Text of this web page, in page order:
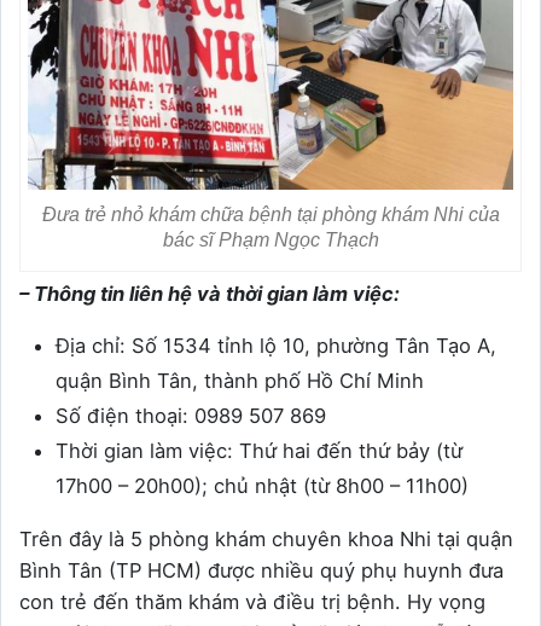
Đưa trẻ nhỏ khám chữa bệnh tại phòng khám Nhi của
bác sĩ Phạm Ngọc Thạch
– Thông tin liên hệ và thời gian làm việc:
Địa chỉ: Số 1534 tỉnh lộ 10, phường Tân Tạo A,
quận Bình Tân, thành phố Hồ Chí Minh
Số điện thoại: 0989 507 869
Thời gian làm việc: Thứ hai đến thứ bảy (từ
17h00 – 20h00); chủ nhật (từ 8h00 – 11h00)
Trên đây là 5 phòng khám chuyên khoa Nhi tại quận
Bình Tân (TP HCM) được nhiều quý phụ huynh đưa
con trẻ đến thăm khám và điều trị bệnh. Hy vọng